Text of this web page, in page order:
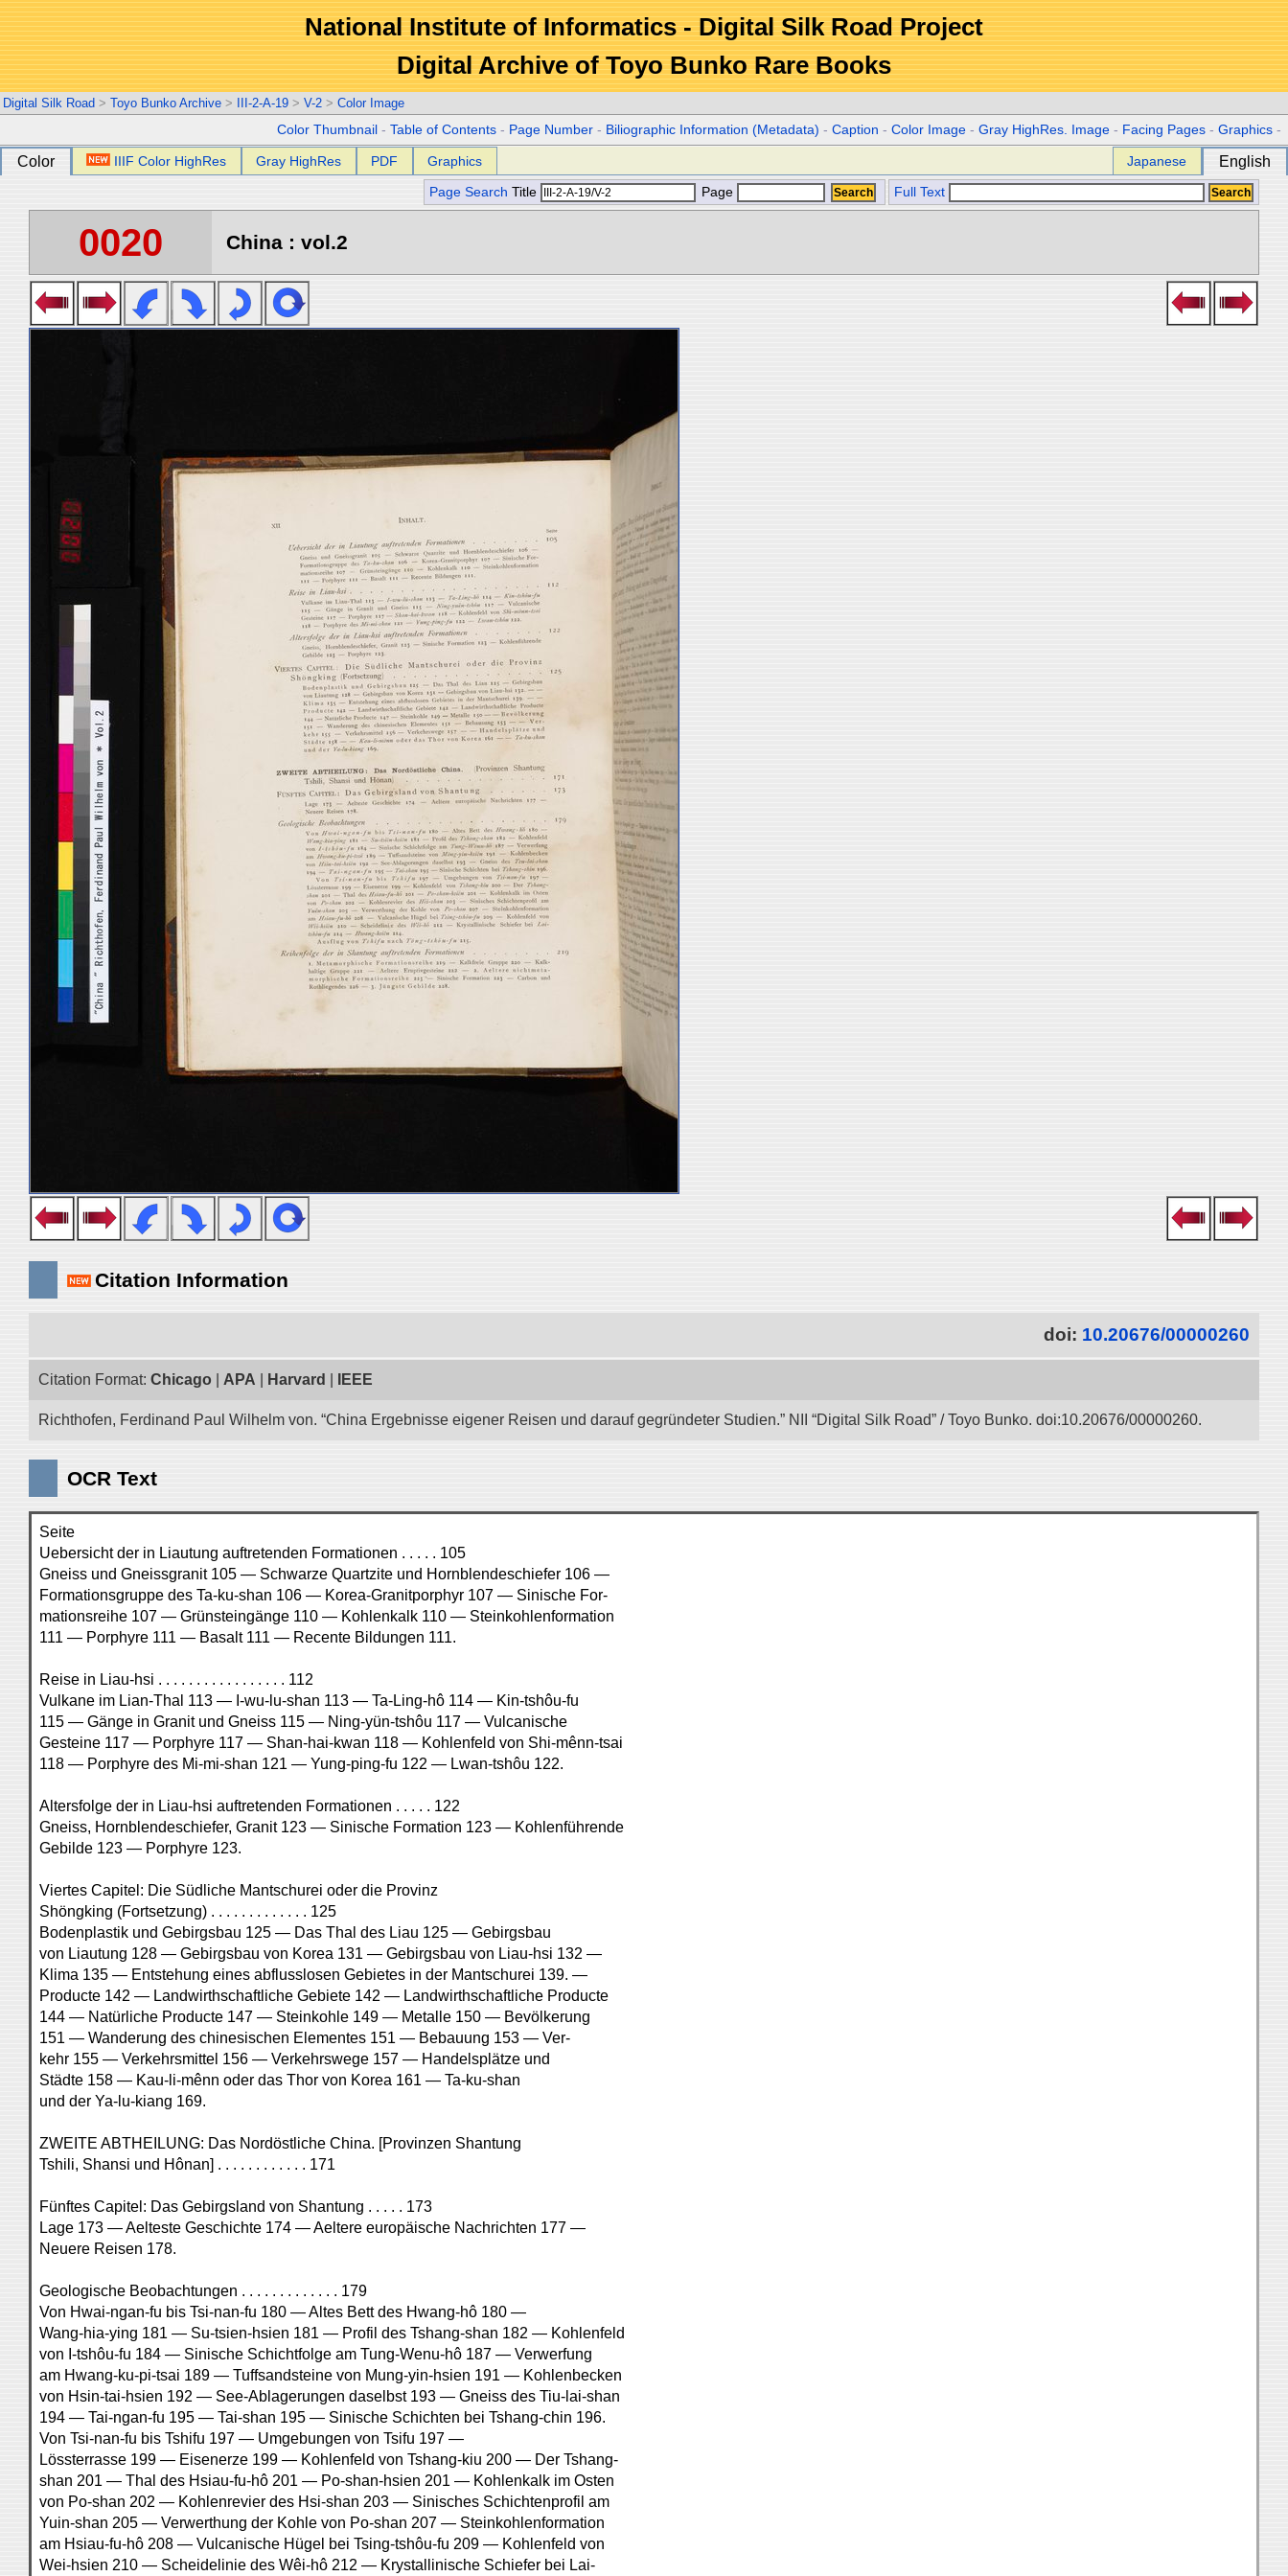
National Institute of Informatics - Digital Silk Road Project
Digital Archive of Toyo Bunko Rare Books
Digital Silk Road > Toyo Bunko Archive > III-2-A-19 > V-2 > Color Image
Color Thumbnail -Table of Contents - Page Number - Biliographic Information (Metadata) -Caption -Color Image -Gray HighRes. Image - Facing Pages -Graphics -
Color IIIF Color HighRes Gray HighRes PDF Graphics Japanese English
Page Search Title Page Full Text
0020 China : vol.2
Citation Information
doi: 10.20676/00000260
Citation Format: Chicago APA Harvard IEEE
Richthofen, Ferdinand Paul Wilhelm von. “China Ergebnisse eigener Reisen und darauf gegründeter Studien.” NII “Digital Silk Road” / Toyo Bunko. doi:10.20676/00000260.
OCR Text
Seite
Uebersicht der in Liautung auftretenden Formationen . . . . . 105
Gneiss und Gneissgranit 105 — Schwarze Quartzite und Hornblendeschiefer 106 —
Formationsgruppe des Ta-ku-shan 106 — Korea-Granitporphyr 107 — Sinische For-
mationsreihe 107 — Grünsteingänge 110 — Kohlenkalk 110 — Steinkohlenformation
111 — Porphyre 111 — Basalt 111 — Recente Bildungen 111.
Reise in Liau-hsi . . . . . . . . . . . . . . . . . 112
Vulkane im Lian-Thal 113 — I-wu-lu-shan 113 — Ta-Ling-hô 114 — Kin-tshôu-fu
115 — Gänge in Granit und Gneiss 115 — Ning-yün-tshôu 117 — Vulcanische
Gesteine 117 — Porphyre 117 — Shan-hai-kwan 118 — Kohlenfeld von Shi-mênn-tsai
118 — Porphyre des Mi-mi-shan 121 — Yung-ping-fu 122 — Lwan-tshôu 122.
Altersfolge der in Liau-hsi auftretenden Formationen . . . . . 122
Gneiss, Hornblendeschiefer, Granit 123 — Sinische Formation 123 — Kohlenführende
Gebilde 123 — Porphyre 123.
Viertes Capitel: Die Südliche Mantschurei oder die Provinz
Shöngking (Fortsetzung) . . . . . . . . . . . . . 125
Bodenplastik und Gebirgsbau 125 — Das Thal des Liau 125 — Gebirgsbau
von Liautung 128 — Gebirgsbau von Korea 131 — Gebirgsbau von Liau-hsi 132 —
Klima 135 — Entstehung eines abflusslosen Gebietes in der Mantschurei 139. —
Producte 142 — Landwirthschaftliche Gebiete 142 — Landwirthschaftliche Producte
144 — Natürliche Producte 147 — Steinkohle 149 — Metalle 150 — Bevölkerung
151 — Wanderung des chinesischen Elementes 151 — Bebauung 153 — Ver-
kehr 155 — Verkehrsmittel 156 — Verkehrswege 157 — Handelsplätze und
Städte 158 — Kau-li-mênn oder das Thor von Korea 161 — Ta-ku-shan
und der Ya-lu-kiang 169.
ZWEITE ABTHEILUNG: Das Nordöstliche China. [Provinzen Shantung
Tshili, Shansi und Hônan] . . . . . . . . . . . . 171
Fünftes Capitel: Das Gebirgsland von Shantung . . . . . 173
Lage 173 — Aelteste Geschichte 174 — Aeltere europäische Nachrichten 177 —
Neuere Reisen 178.
Geologische Beobachtungen . . . . . . . . . . . . . 179
Von Hwai-ngan-fu bis Tsi-nan-fu 180 — Altes Bett des Hwang-hô 180 —
Wang-hia-ying 181 — Su-tsien-hsien 181 — Profil des Tshang-shan 182 — Kohlenfeld
von I-tshôu-fu 184 — Sinische Schichtfolge am Tung-Wenu-hô 187 — Verwerfung
am Hwang-ku-pi-tsai 189 — Tuffsandsteine von Mung-yin-hsien 191 — Kohlenbecken
von Hsin-tai-hsien 192 — See-Ablagerungen daselbst 193 — Gneiss des Tiu-lai-shan
194 — Tai-ngan-fu 195 — Tai-shan 195 — Sinische Schichten bei Tshang-chin 196.
Von Tsi-nan-fu bis Tshifu 197 — Umgebungen von Tsifu 197 —
Lössterrasse 199 — Eisenerze 199 — Kohlenfeld von Tshang-kiu 200 — Der Tshang-
shan 201 — Thal des Hsiau-fu-hô 201 — Po-shan-hsien 201 — Kohlenkalk im Osten
von Po-shan 202 — Kohlenrevier des Hsi-shan 203 — Sinisches Schichtenprofil am
Yuin-shan 205 — Verwerthung der Kohle von Po-shan 207 — Steinkohlenformation
am Hsiau-fu-hô 208 — Vulcanische Hügel bei Tsing-tshôu-fu 209 — Kohlenfeld von
Wei-hsien 210 — Scheidelinie des Wêi-hô 212 — Krystallinische Schiefer bei Lai-